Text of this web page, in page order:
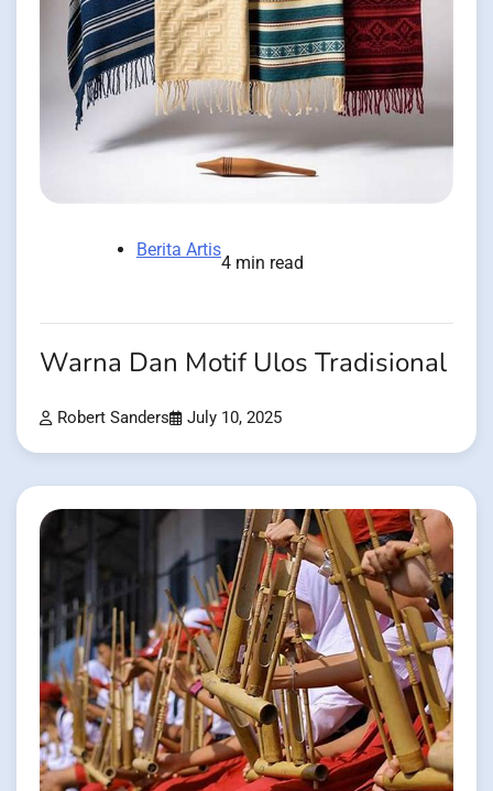
Berita Artis
4 min read
Warna Dan Motif Ulos Tradisional
Robert Sanders July 10, 2025